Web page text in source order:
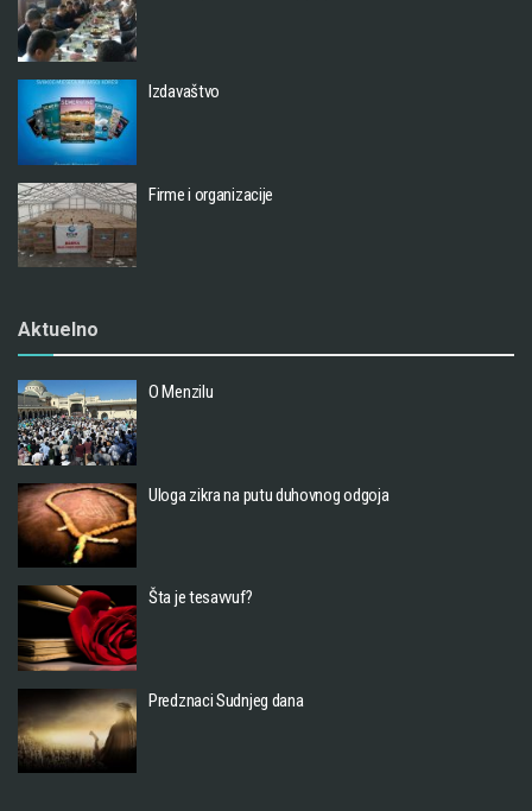
Izdavaštvo
Firme i organizacije
Aktuelno
O Menzilu
Uloga zikra na putu duhovnog odgoja
Šta je tesavvuf?
Predznaci Sudnjeg dana